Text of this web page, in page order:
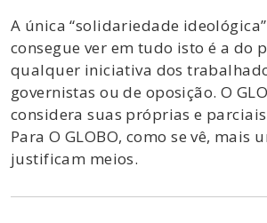
A única “solidariedade
consegue ver em tudo isto é a do
qualquer iniciativa dos
governistas ou de oposição. O
considera suas próprias e parciais
Para O GLOBO, como se vê, mais
justificam meios.